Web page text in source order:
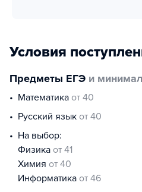
Условия
Предметы ЕГЭ и
математика от 40
русский язык от 40
На выбор:
физика от 41
химия от 40
информатика от 46